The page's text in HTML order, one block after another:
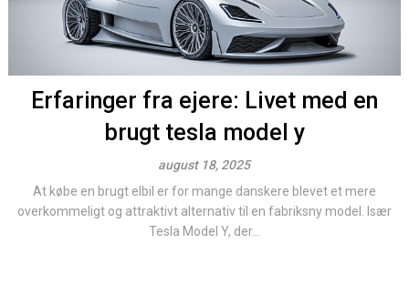
Erfaringer fra ejere: Livet med en
brugt tesla model y
august 18, 2025
At købe en brugt elbil er for mange danskere blevet et mere
overkommeligt og attraktivt alternativ til en fabriksny model. Især
Tesla Model Y, der...